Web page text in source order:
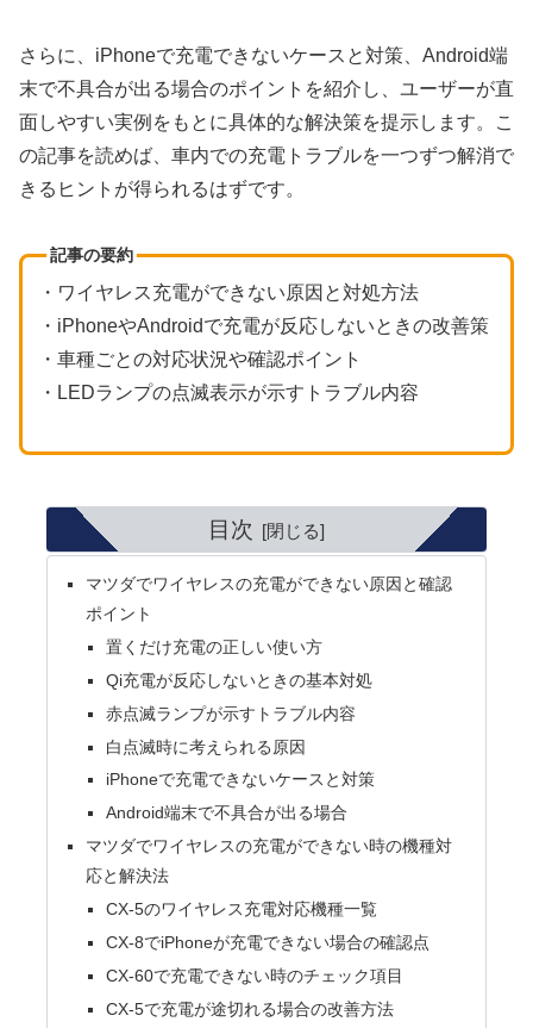
さらに、iPhoneで充電できないケースと対策、Android端
末で不具合が出る場合のポイントを紹介し、ユーザーが直
面しやすい実例をもとに具体的な解決策を提示します。こ
の記事を読めば、車内での充電トラブルを一つずつ解消で
きるヒントが得られるはずです。
記事の要約
・ワイヤレス充電ができない原因と対処方法
・iPhoneやAndroidで充電が反応しないときの改善策
・車種ごとの対応状況や確認ポイント
・LEDランプの点滅表示が示すトラブル内容
目次
マツダでワイヤレスの充電ができない原因と確認
ポイント
置くだけ充電の正しい使い方
Qi充電が反応しないときの基本対処
赤点滅ランプが示すトラブル内容
白点滅時に考えられる原因
iPhoneで充電できないケースと対策
Android端末で不具合が出る場合
マツダでワイヤレスの充電ができない時の機種対
応と解決法
CX-5のワイヤレス充電対応機種一覧
CX-8でiPhoneが充電できない場合の確認点
CX-60で充電できない時のチェック項目
CX-5で充電が途切れる場合の改善方法